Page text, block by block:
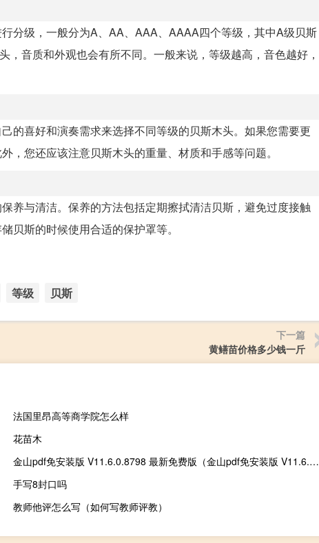
分级，一般分为A、AA、AAA、AAAA四个等级，其中A级贝斯
音质和外观也会有所不同。一般来说，等级越高，音色越好，
的喜好和演奏需求来选择不同等级的贝斯木头。如果您需要更
您还应该注意贝斯木头的重量、材质和手感等问题。
养与清洁。保养的方法包括定期擦拭清洁贝斯，避免过度接触
贝斯的时候使用合适的保护罩等。
等级 贝斯
下一篇
黄鳝苗价格多少钱一斤
法国里昂高等商学院怎么样
花苗木
金山pdf免安装版 V11.6.0.8798 最新免费版（金山pdf免安装版 V11.6.0.8798 最新免费版功能简介）
手写8封口吗
教师他评怎么写（如何写教师评教）